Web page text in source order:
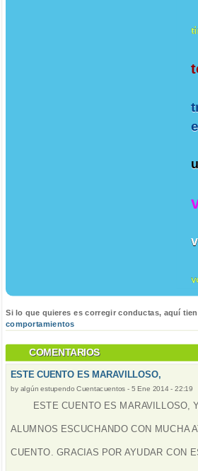
Si lo que quieres es corregir conductas, aquí
comportamientos
COMENTARIOS
ESTE CUENTO ES MARAVILLOSO,
by algún estupendo Cuentacuentos - 5 Ene 2014 - 22:19
ESTE CUENTO ES MARAVILLOSO,
ALUMNOS ESCUCHANDO CON MUCHA
CUENTO. GRACIAS POR AYUDAR CON